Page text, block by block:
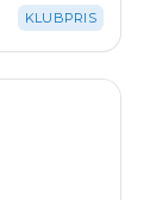
KLUBPRIS